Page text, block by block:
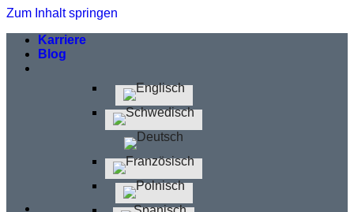
Zum Inhalt springen
Karriere
Blog